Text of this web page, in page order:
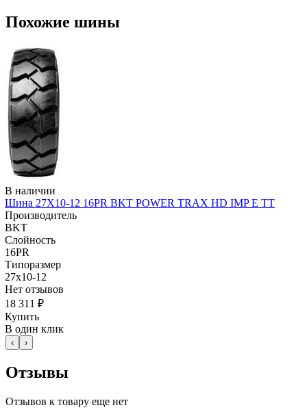
Похожие шины
В наличии
Шина 27X10-12 16PR BKT POWER TRAX HD IMP E TT
Производитель
BKT
Слойность
16PR
Типоразмер
27x10-12
Нет отзывов
18 311 ₽
Купить
В один клик
‹ ›
Отзывы
Отзывов к товару еще нет